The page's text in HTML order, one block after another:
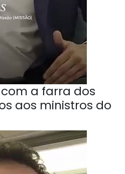
a farra dos
aos ministros do